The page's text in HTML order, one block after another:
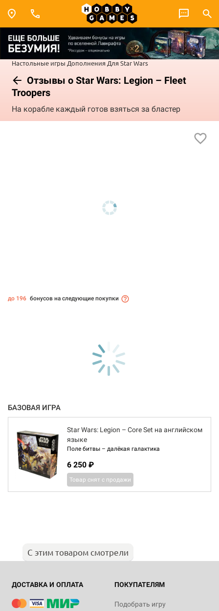
Настольные игры Дополнения Для Star Wars
Отзывы о Star Wars: Legion – Fleet
Troopers
На корабле каждый готов взяться за бластер
до 196 бонусов на следующие покупки
БАЗОВАЯ ИГРА
Star Wars: Legion – Core Set на английском
языке
Поле битвы – далёкая галактика
6 250 ₽
Товар снят с продажи
С этим товаром смотрели
ДОСТАВКА И ОПЛАТА ПОКУПАТЕЛЯМ
Подобрать игру